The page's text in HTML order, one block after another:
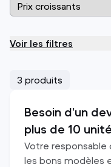
Voir les filtres
3 produits
Besoin d’un
plus de 10
Votre
les bons modèles